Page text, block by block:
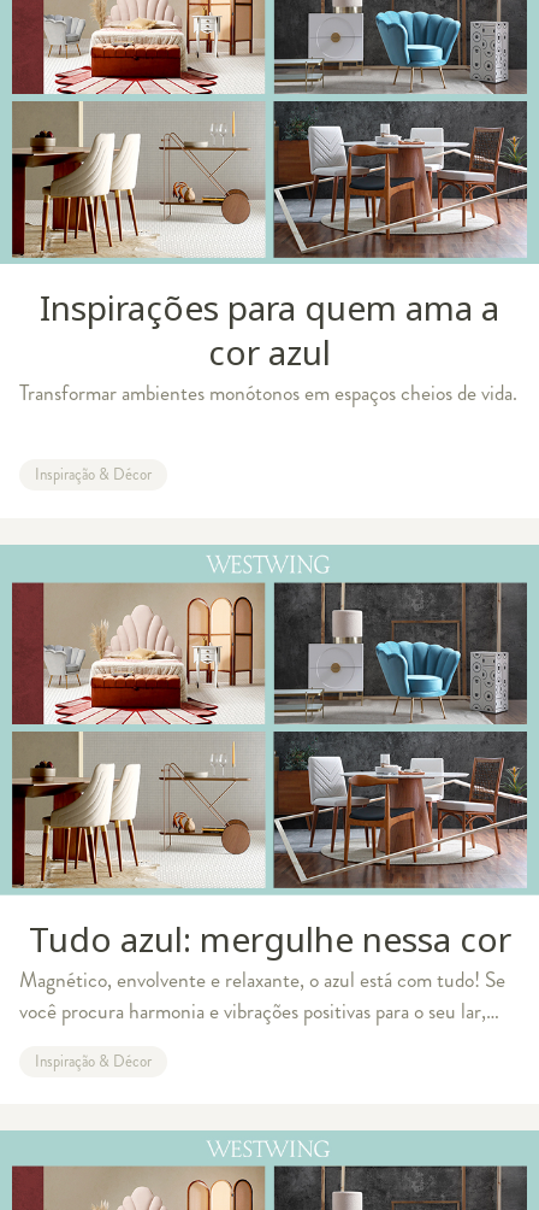
Inspirações para quem ama a
cor azul
Transformar ambientes monótonos em espaços cheios de vida.
Inspiração & Décor
Tudo azul: mergulhe nessa cor
Magnético, envolvente e relaxante, o azul está com tudo! Se
você procura harmonia e vibrações positivas para o seu lar,
discrição, além de mudar os
Inspiração & Décor